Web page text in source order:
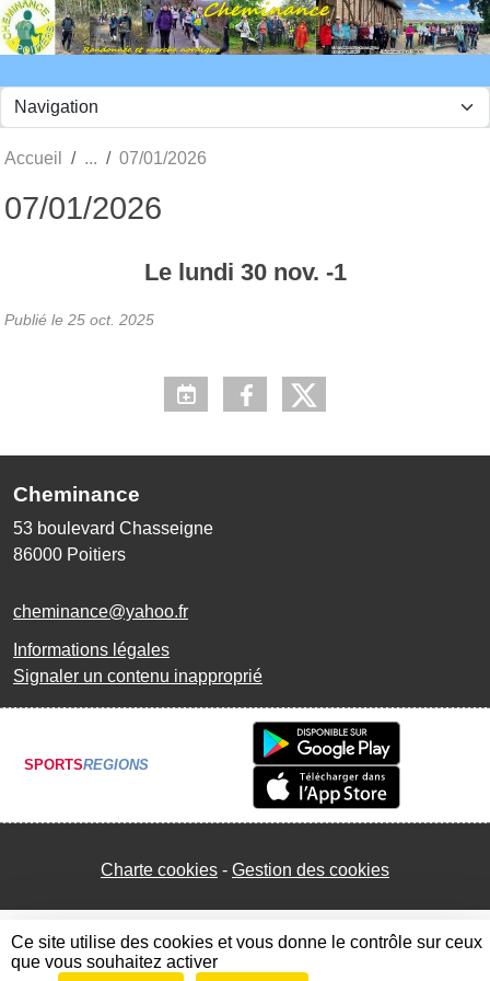
Accueil 07/01/2026
07/01/2026
Le lundi 30 nov. -1
Publié le 25 oct. 2025
Cheminance
53 boulevard Chasseigne
86000 Poitiers
cheminance@yahoo.fr
Informations légales
Signaler un contenu inapproprié
SPORTSREGIONS
Charte cookies Gestion des cookies
Panneau de gestion des cookies
Ce site utilise des cookies et vous donne le contrôle sur ceux
que vous souhaitez activer